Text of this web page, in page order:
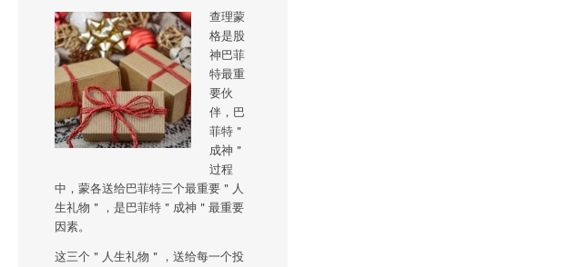
查理蒙
格是股
神巴菲
特最重
要伙
伴，巴
菲特＂
成神＂
过程
中，蒙各送给巴菲特三个最重要＂人
生礼物＂，是巴菲特＂成神＂最重要
因素。
这三个＂人生礼物＂，送给每一个投